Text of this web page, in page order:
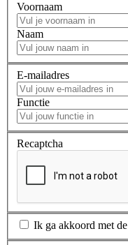
Voornaam
Naam
E-mailadres
Functie
Recaptcha
Ik ga akkoord met de